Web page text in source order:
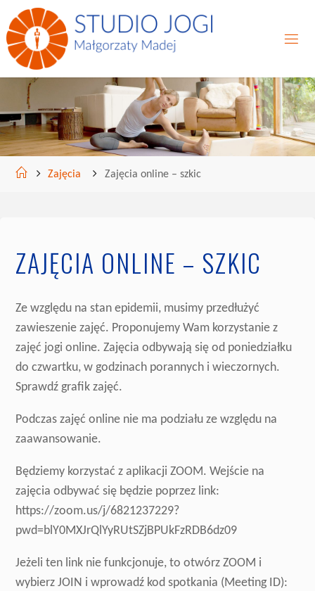
to
content
HomeZajęcia Zajęcia online – szkic
ZAJĘCIA ONLINE – SZKIC
Ze względu na stan epidemii, musimy przedłużyć
zawieszenie zajęć. Proponujemy Wam korzystanie z
zajęć jogi online. Zajęcia odbywają się od poniedziałku
do czwartku, w godzinach porannych i wieczornych.
Sprawdź grafik zajęć.
Podczas zajęć online nie ma podziału ze względu na
zaawansowanie.
Będziemy korzystać z aplikacji ZOOM. Wejście na
zajęcia odbywać się będzie poprzez link:
https://zoom.us/j/6821237229?
pwd=blY0MXJrQlYyRUtSZjBPUkFzRDB6dz09
Jeżeli ten link nie funkcjonuje, to otwórz ZOOM i
wybierz JOIN i wprowadź kod spotkania (Meeting ID):